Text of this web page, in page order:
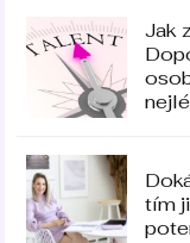
Jak
tím